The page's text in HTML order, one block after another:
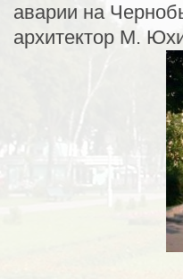
аварии на
архитектор М.